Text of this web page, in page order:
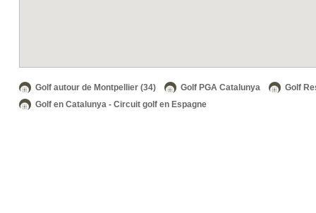
Golf autour de Montpellier (34) Golf PGA Catalunya
Golf
Golf en Catalunya - Circuit golf en Espagne